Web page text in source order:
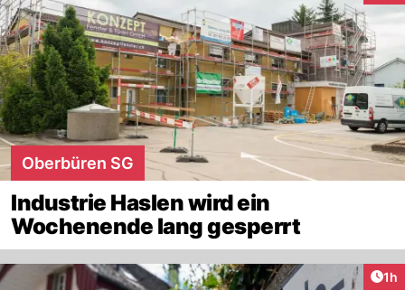
Oberbüren SG
Industrie Haslen wird ein
Wochenende lang gesperrt
1h